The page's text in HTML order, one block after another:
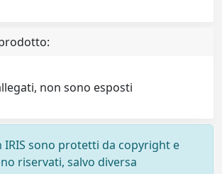
non sono esposti
IRIS sono protetti da copyright e
riservati, salvo diversa